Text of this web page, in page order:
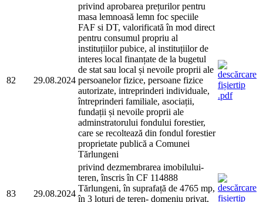
82 29.08.2024
privind aprobarea prețurilor pentru
masa lemnoasă lemn foc speciile
FAF si DT, valorificată în mod direct
pentru consumul propriu al
instituțiilor pubice, al instituțiilor de
interes local finanțate de la bugetul
de stat sau local și nevoile proprii ale
persoanelor fizice, persoane fizice
autorizate, intreprinderi individuale,
întreprinderi familiale, asociații,
fundații și nevoile proprii ale
adminstratorului fondului forestier,
care se recoltează din fondul forestier
proprietate publică a Comunei
Tărlungeni
83 29.08.2024
privind dezmembrarea imobilului-
teren, înscris în CF 114888
Tărlungeni, în suprafață de 4765 mp,
în 3 loturi de teren- domeniu privat,